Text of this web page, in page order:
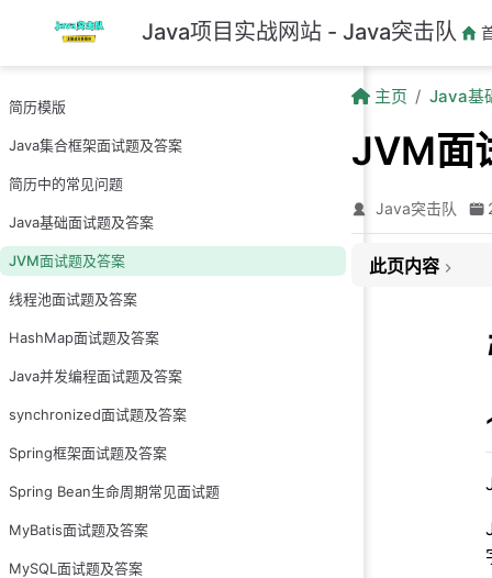
跳至主要內容 Java项目实战网站 - Java突击队
简历模版
Java集合框架面试题及答案
简历中的常见问题
Java基础面试题及答案
JVM面试题及答案
线程池面试题及答案
HashMap面试题及答案
Java并发编程面试题及答案
synchronized面试题及答案
Spring框架面试题及答案
Spring Bean生命周期常见面试题
MyBatis面试题及答案
MySQL面试题及答案
主页 Java基
JVM面
Java突击队
此页内容
2.能说一下JVM
3.说一下JDK1.6
4.为什么使用元
5.对象创建的过
6.什么是指针碰
8.能说一下对象